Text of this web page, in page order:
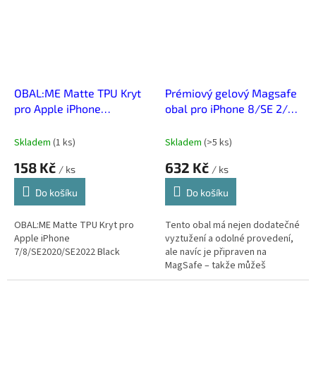
OBAL:ME Matte TPU Kryt
pro Apple iPhone
Black
Skladem (1 ks)
158 Kč / ks
Do košíku
OBAL:ME Matte TPU Kryt pro
Apple iPhone
7/8/SE2020/SE2022 Black
Prémiový gelový Magsafe
obal pro iPhone 8/SE 2/3
Skladem (>5 ks)
632 Kč / ks
Do košíku
Tento obal má nejen dodatečné
vyztužení a odolné provedení,
ale navíc je připraven na
MagSafe – takže můžeš
používat veškeré MagSafe